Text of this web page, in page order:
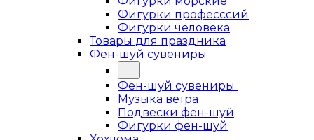
Фигурки професссий
Фигурки человека
Товары для праздника
Фен-шуй сувениры
Фен-шуй сувениры
Музыка ветра
Подвески фен-шуй
Фигурки фен-шуй